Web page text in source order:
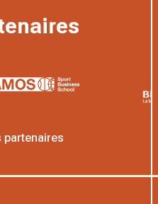
partenaires